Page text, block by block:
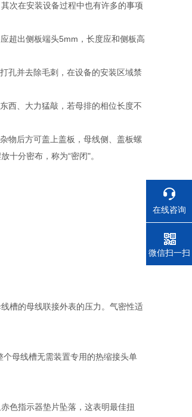
次在安装设备过程中也有许多的事项
超出侧板端头5mm，长度应和侧板高
孔并去除毛刺，在设备的安装区域禁
西、大力猛敲，若母排的相位长度不
物后方可盖上盖板，母线侧、盖板螺
十分密布，称为“密闭"。
槽的母线联接外表的压力。气密性适
母线槽无需装置专用的热缩接头单
色指示器垫片坠落，这表明最佳扭
在线咨询
电话
微信扫一扫